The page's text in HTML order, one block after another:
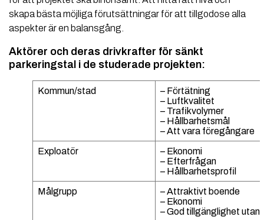
skapa bästa möjliga förutsättningar för att tillgodose alla
aspekter är en balansgång.
Aktörer och deras drivkrafter för sänkt
parkeringstal i de studerade projekten:
Kommun/stad
– Förtätning
– Luftkvalitet
– Trafikvolymer
– Hållbarhetsmål
– Att vara föregångare
Exploatör
– Ekonomi
– Efterfrågan
– Hållbarhetsprofil
Målgrupp
– Attraktivt boende
– Ekonomi
– God tillgänglighet utan